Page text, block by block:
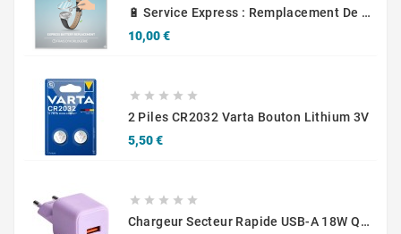
🔋 Service Express : Remplacement De Piles D'Horlogerie
10,00 €Prix
    
2 Piles CR2032 Varta Bouton Lithium 3V
5,50 €Prix
    
Chargeur Secteur Rapide USB-A 18W QC / USB-C 30W PD Compact GaN